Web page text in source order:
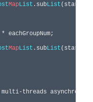
MapList .subList (start,
MapList .subList (start,
multi-threads